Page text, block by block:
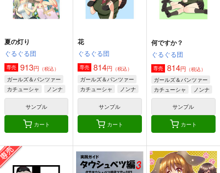
夏の灯り
ぐるぐる団
専売 913円 （税込）
ガールズ＆パンツァー
カチューシャ
ノンナ
クラーラ
サンプル
カート
花
ぐるぐる団
専売 814円 （税込）
ガールズ＆パンツァー
カチューシャ
ノンナ
サンプル
カート
何ですか？
ぐるぐる団
専売 814円 （税込）
ガールズ＆パンツァー
カチューシャ
ノンナ
サンプル
カート